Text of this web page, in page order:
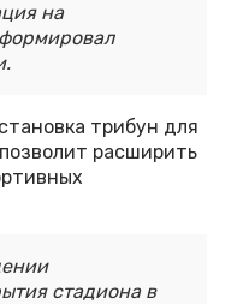
на
трибун для
расширить
стадиона в